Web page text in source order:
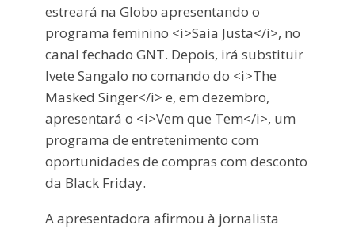
estreará na Globo apresentando o
programa feminino <i>Saia Justa</i>, no
canal fechado GNT. Depois, irá substituir
Ivete Sangalo no comando do <i>The
Masked Singer</i> e, em dezembro,
apresentará o <i>Vem que Tem</i>, um
programa de entretenimento com
oportunidades de compras com desconto
da Black Friday.
A apresentadora afirmou à jornalista